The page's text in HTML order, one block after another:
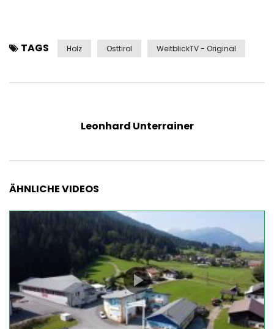
TAGS Holz Osttirol WeitblickTV - Original
Leonhard Unterrainer
ÄHNLICHE VIDEOS